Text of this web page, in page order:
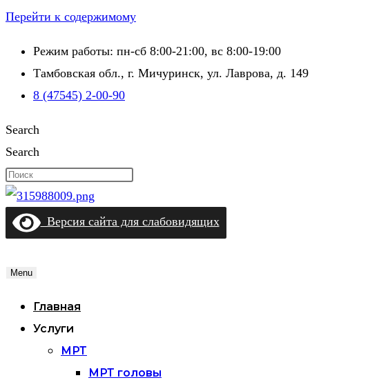
Перейти к содержимому
Режим работы: пн-сб 8:00-21:00, вс 8:00-19:00
Тамбовская обл., г. Мичуринск, ул. Лаврова, д. 149
8 (47545) 2-00-90
Search
Search
Версия сайта для слабовидящих
Menu
Главная
Услуги
МРТ
МРТ головы